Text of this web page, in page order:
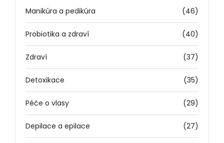
Manikúra a pedikúra (46)
Probiotika a zdraví (40)
Zdraví (37)
Detoxikace (35)
Péče o vlasy (29)
Depilace a epilace (27)